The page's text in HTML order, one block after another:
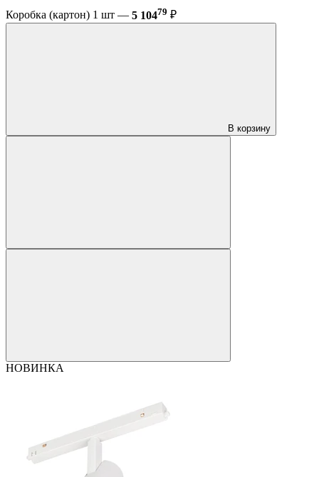
Коробка (картон) 1 шт — 5 10479 ₽
В корзину
НОВИНКА